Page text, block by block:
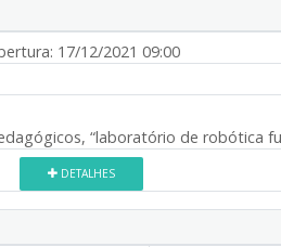
17/12/2021 09:00
“laboratório de robótica
DETALHES